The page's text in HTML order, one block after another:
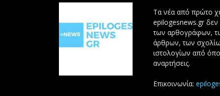
Τα νέα από πρώτο
epilogesnews.gr δεν
των αρθογράφων,
άρθρων, των
ιστολογίων από
αναρτήσεις.
Επικοινωνία: